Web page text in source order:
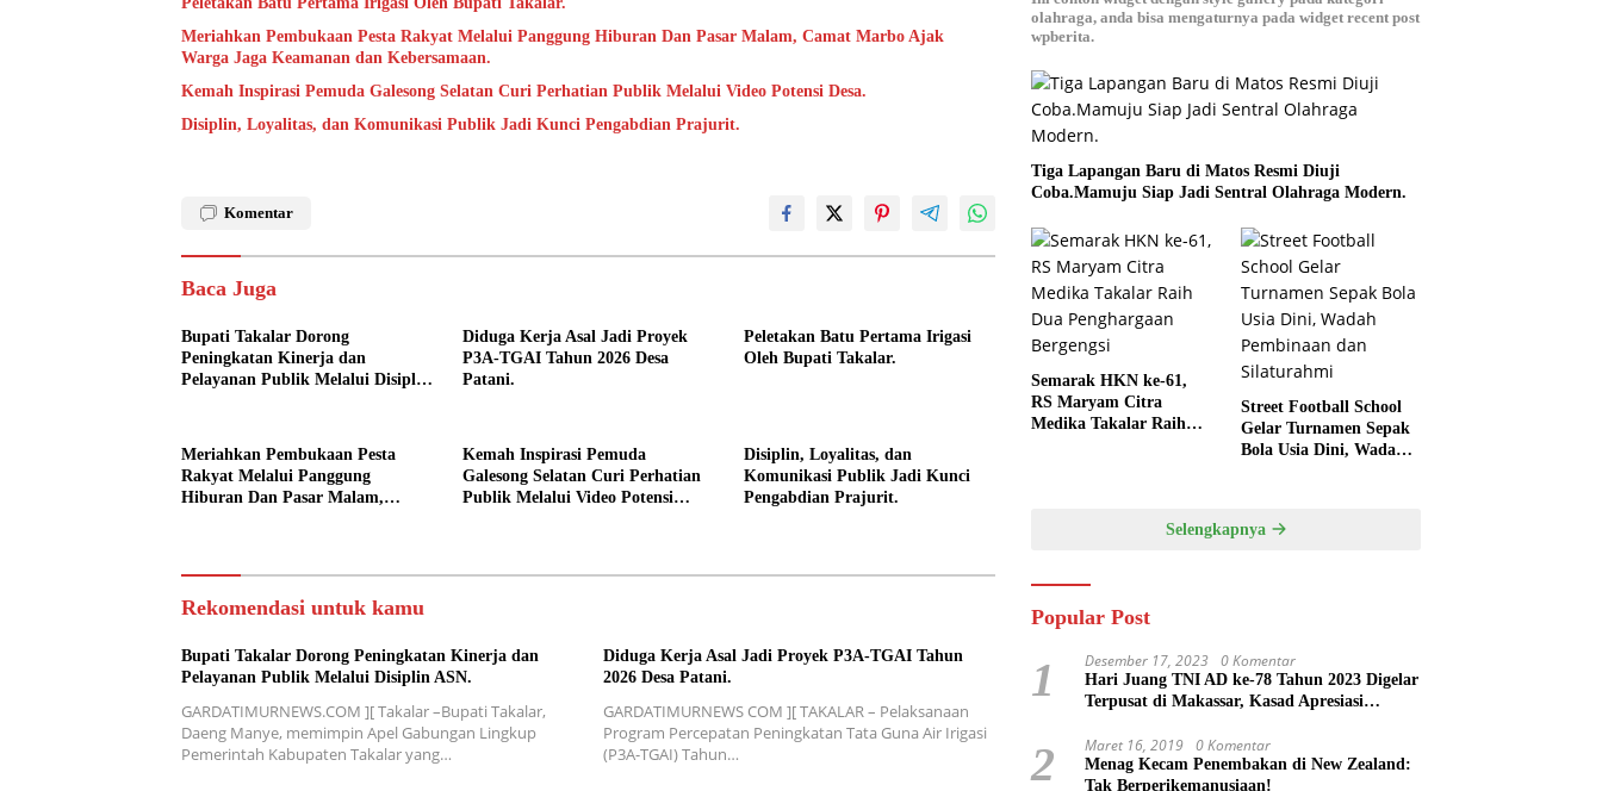
Meriahkan Pembukaan Pesta Rakyat Melalui Panggung Hiburan Dan Pasar Malam, Camat Marbo Ajak
Warga Jaga Keamanan dan Kebersamaan.
Kemah Inspirasi Pemuda Galesong Selatan Curi Perhatian Publik Melalui Video Potensi Desa.
Disiplin, Loyalitas, dan Komunikasi Publik Jadi Kunci Pengabdian Prajurit.
Komentar
Baca Juga
Bupati Takalar Dorong
Peningkatan Kinerja dan
Pelayanan Publik Melalui Disiplin
Diduga Kerja Asal Jadi Proyek
P3A-TGAI Tahun 2026 Desa
Patani.
Peletakan Batu Pertama Irigasi
Oleh Bupati Takalar.
Meriahkan Pembukaan Pesta
Rakyat Melalui Panggung
Hiburan Dan Pasar Malam,
Kemah Inspirasi Pemuda
Galesong Selatan Curi Perhatian
Publik Melalui Video Potensi
Disiplin, Loyalitas, dan
Komunikasi Publik Jadi Kunci
Pengabdian Prajurit.
Rekomendasi untuk kamu
Bupati Takalar Dorong Peningkatan Kinerja dan
Pelayanan Publik Melalui Disiplin ASN.
GARDATIMURNEWS.COM ][ Takalar –Bupati Takalar,
Daeng Manye, memimpin Apel Gabungan Lingkup
Pemerintah Kabupaten Takalar yang…
Diduga Kerja Asal Jadi Proyek P3A-TGAI Tahun
2026 Desa Patani.
GARDATIMURNEWS COM ][ TAKALAR – Pelaksanaan
Program Percepatan Peningkatan Tata Guna Air Irigasi
(P3A-TGAI) Tahun…
olahraga, anda bisa mengaturnya pada widget recent post
wpberita.
Tiga Lapangan Baru di Matos Resmi Diuji
Coba.Mamuju Siap Jadi Sentral Olahraga Modern.
Semarak HKN ke-61,
RS Maryam Citra
Medika Takalar Raih
Street Football School
Gelar Turnamen Sepak
Bola Usia Dini, Wadah
Selengkapnya
Popular Post
1 Desember 17, 2023 0 Komentar
Hari Juang TNI AD ke-78 Tahun 2023 Digelar
Terpusat di Makassar, Kasad Apresiasi
2 Maret 16, 2019 0 Komentar
Menag Kecam Penembakan di New Zealand:
Tak Berperikemanusiaan!